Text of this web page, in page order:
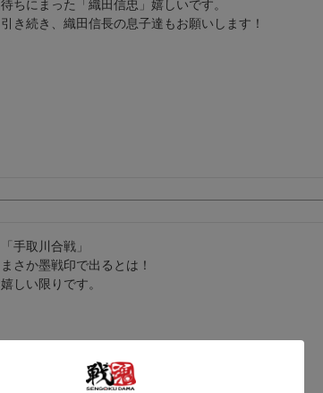
待ちにまった「織田信忠」嬉しいです。
引き続き、織田信長の息子達もお願いします！
「手取川合戦」
まさか墨戦印で出るとは！
嬉しい限りです。